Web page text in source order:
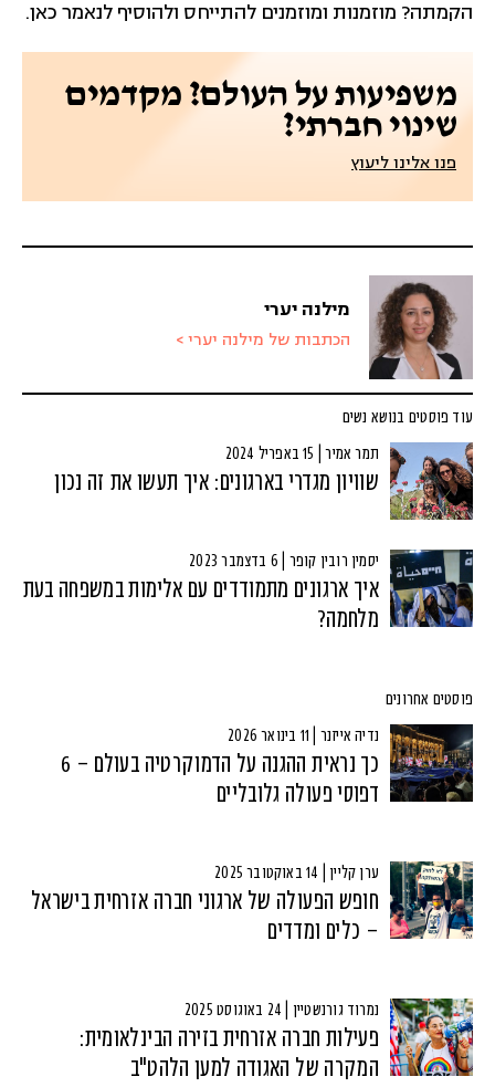
הקמתה? מוזמנות ומוזמנים להתייחס ולהוסיף לנאמר כאן.
משפיעות על העולם? מקדמים
שינוי חברתי?
פנו אלינו ליעוץ
מילנה יערי
הכתבות של מילנה יערי >
עוד פוסטים בנושא נשים
תמר אמיר | 15 באפריל 2024
שוויון מגדרי בארגונים: איך תעשו את זה נכון
יסמין רובין קופר | 6 בדצמבר 2023
איך ארגונים מתמודדים עם אלימות במשפחה בעת
מלחמה?
פוסטים אחרונים
נדיה אייזנר | 11 בינואר 2026
כך נראית ההגנה על הדמוקרטיה בעולם – 6
דפוסי פעולה גלובליים
ערן קליין | 14 באוקטובר 2025
חופש הפעולה של ארגוני חברה אזרחית בישראל
– כלים ומדדים
נמרוד גורנשטיין | 24 באוגוסט 2025
פעילות חברה אזרחית בזירה הבינלאומית:
המקרה של האגודה למען הלהט"ב